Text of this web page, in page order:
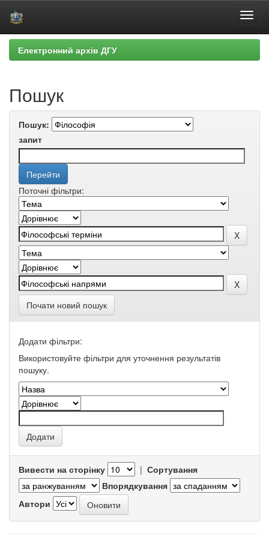
Skip
navigation
Електронний архів ДГУ
Пошук
Пошук:
запит
Поточні фільтри:
Почати новий пошук
Додати фільтри:
Використовуйте фільтри для уточнення результатів
пошуку.
Вивести на сторінку | Сортування
Впорядкування
Автори